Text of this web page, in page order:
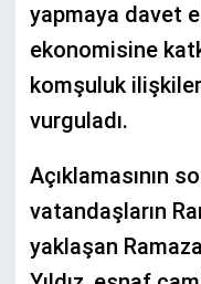
yapmaya davet
ekonomisine
komşuluk
vurguladı.
Açıklamasının
vatandaşların
yaklaşan